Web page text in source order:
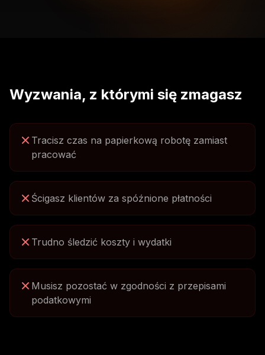
Wyzwania, z którymi się zmagasz
Tracisz czas na papierkową robotę zamiast
pracować
Ścigasz klientów za spóźnione płatności
Trudno śledzić koszty i wydatki
Musisz pozostać w zgodności z przepisami
podatkowymi